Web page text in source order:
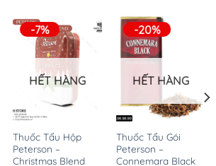
-7%
HẾT HÀNG
Thuốc Tẩu Hộp
Peterson –
Christmas Blend
-20%
HẾT HÀNG
Thuốc Tẩu Gói
Peterson –
Connemara Black